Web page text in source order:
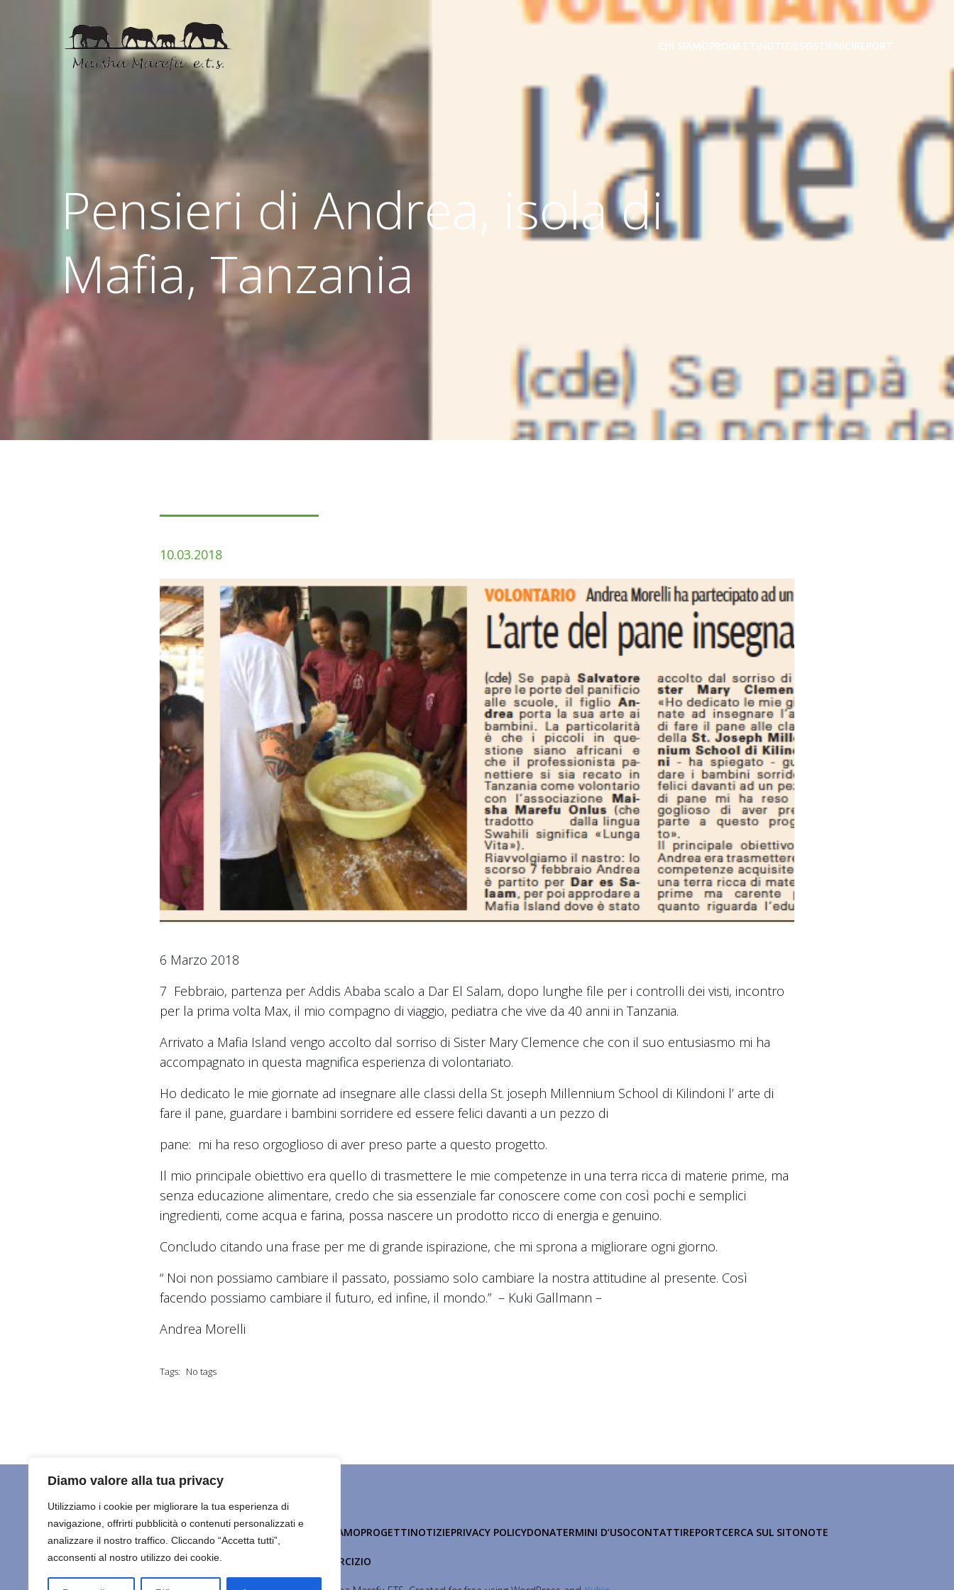
Diamo valore alla tua privacy
Utilizziamo i cookie per migliorare la tua esperienza di
navigazione, offrirti pubblicità o contenuti personalizzati e
analizzare il nostro traffico. Cliccando “Accetta tutti”,
acconsenti al nostro utilizzo dei cookie.
CHI SIAMOPROGETTINOTIZIESOSTIENICIREPORT
Pensieri di Andrea, isola di
Mafia, Tanzania
10.03.2018
6 Marzo 2018
7 Febbraio, partenza per Addis Ababa scalo a Dar El Salam, dopo lunghe file per i controlli dei visti, incontro
per la prima volta Max, il mio compagno di viaggio, pediatra che vive da 40 anni in Tanzania.
Arrivato a Mafia Island vengo accolto dal sorriso di Sister Mary Clemence che con il suo entusiasmo mi ha
accompagnato in questa magnifica esperienza di volontariato.
Ho dedicato le mie giornate ad insegnare alle classi della St. joseph Millennium School di Kilindoni l’ arte di
fare il pane, guardare i bambini sorridere ed essere felici davanti a un pezzo di
pane: mi ha reso orgoglioso di aver preso parte a questo progetto.
Il mio principale obiettivo era quello di trasmettere le mie competenze in una terra ricca di materie prime, ma
senza educazione alimentare, credo che sia essenziale far conoscere come con così pochi e semplici
ingredienti, come acqua e farina, possa nascere un prodotto ricco di energia e genuino.
Concludo citando una frase per me di grande ispirazione, che mi sprona a migliorare ogni giorno.
“ Noi non possiamo cambiare il passato, possiamo solo cambiare la nostra attitudine al presente. Così
facendo possiamo cambiare il futuro, ed infine, il mondo.” – Kuki Gallmann –
Andrea Morelli
Tags: No tags
Maisha Marefu ETS CHI SIAMOPROGETTINOTIZIEPRIVACY POLICYDONATERMINI D’USOCONTATTIREPORTCERCA SUL SITONOTE
ULTIMO ESERCIZIO